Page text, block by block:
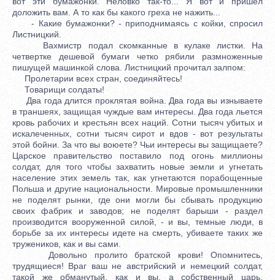
доложить вам. А то как бы какого греха не нажить...
- Какие бумажонки? - приподнимаясь с койки, спросил
Листницкий.
Вахмистр подал скомканные в кулаке листки. На
четвертке дешевой бумаги четко рябили размноженные
пишущей машинкой слова. Листницкий прочитал залпом:
Пролетарии всех стран, соединяйтесь!
Товарищи солдаты!
Два года длится проклятая война. Два года вы изнываете
в траншеях, защищая чуждые вам интересы. Два года льется
кровь рабочих и крестьян всех наций. Сотни тысяч убитых и
искалеченных, сотни тысяч сирот и вдов - вот результаты
этой бойни. За что вы воюете? Чьи интересы вы защищаете?
Царское правительство поставило под огонь миллионы
солдат, для того чтобы захватить новые земли и угнетать
население этих земель так, как угнетаются порабощенные
Польша и другие национальности. Мировые промышленники
не поделят рынки, где они могли бы сбывать продукцию
своих фабрик и заводов; не поделят барыши - раздел
производится вооруженной силой, - и вы, темные люди, в
борьбе за их интересы идете на смерть, убиваете таких же
тружеников, как и вы сами.
Довольно пролито братской крови! Опомнитесь,
трудящиеся! Враг ваш не австрийский и немецкий солдат,
такой же обманутый, как и вы, а собственный царь,